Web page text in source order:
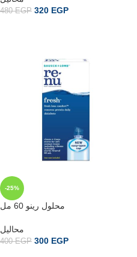
480EGP 320 EGP
-25%
محلول رينو 60 مل
محاليل
400EGP 300 EGP